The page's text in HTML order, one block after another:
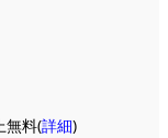
無料(詳細)